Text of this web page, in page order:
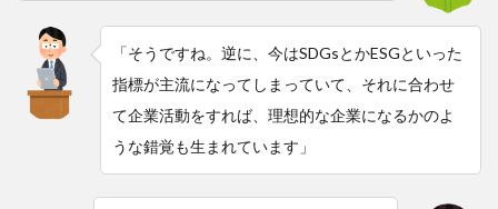
「そうですね。逆に、今はSDGsとかESGといった
指標が主流になってしまっていて、それに合わせ
て企業活動をすれば、理想的な企業になるかのよ
うな錯覚も生まれています」